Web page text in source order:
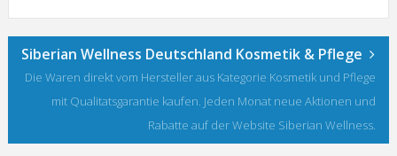
Siberian Wellness Deutschland Kosmetik & Pflege
Die Waren direkt vom Hersteller aus Kategorie Kosmetik und Pflege
mit Qualitatsgarantie kaufen. Jeden Monat neue Aktionen und
Rabatte auf der Website Siberian Wellness.